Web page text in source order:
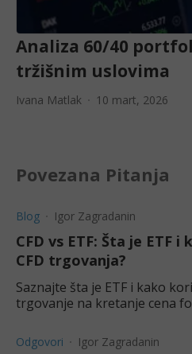
Analiza 60/40
tržišnim uslovima
Ivana Matlak 10 mart, 2026
Povezana Pitanja
Blog Igor Zagradanin
CFD vs ETF: Šta je ETF
CFD trgovanja?
Saznajte šta je ETF i kako
trgovanje na kretanje cena
Odgovori Igor Zagradanin